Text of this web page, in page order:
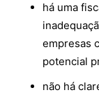
há uma
empresas
potencial
não há